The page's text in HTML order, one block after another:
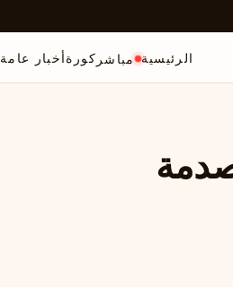
الرئيسية مباشر كورةأخبار عامة